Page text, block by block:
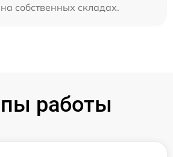
собственных складах.
работы